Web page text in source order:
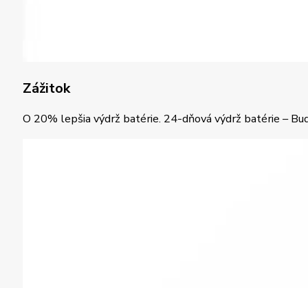
Zážitok
O 20% lepšia výdrž batérie. 24-dňová výdrž batérie –